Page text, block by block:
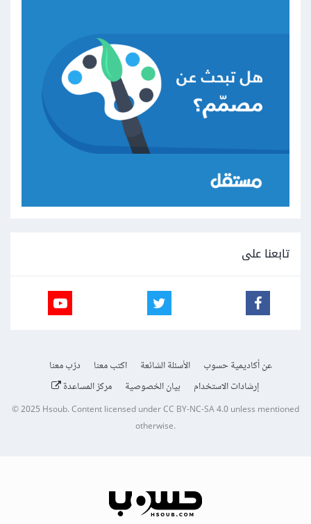
تابعنا على
عن أكاديمية حسوب الأسئلة الشائعة اكتب معنا
درّب معنا
إرشادات الاستخدام
بيان الخصوصية مركز المساعدة
© 2025Hsoub.Content licensed underCC BY-NC-SA 4.0unless mentioned
otherwise.